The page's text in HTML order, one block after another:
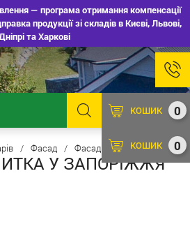
— програма отримання компенсації
продукції зі складів в Києві, Львові,
та Харкові
0
КОШИК
0
КОШИК
/ Фасад / Фасадна плитка
У ЗАПОРІЖЖЯ